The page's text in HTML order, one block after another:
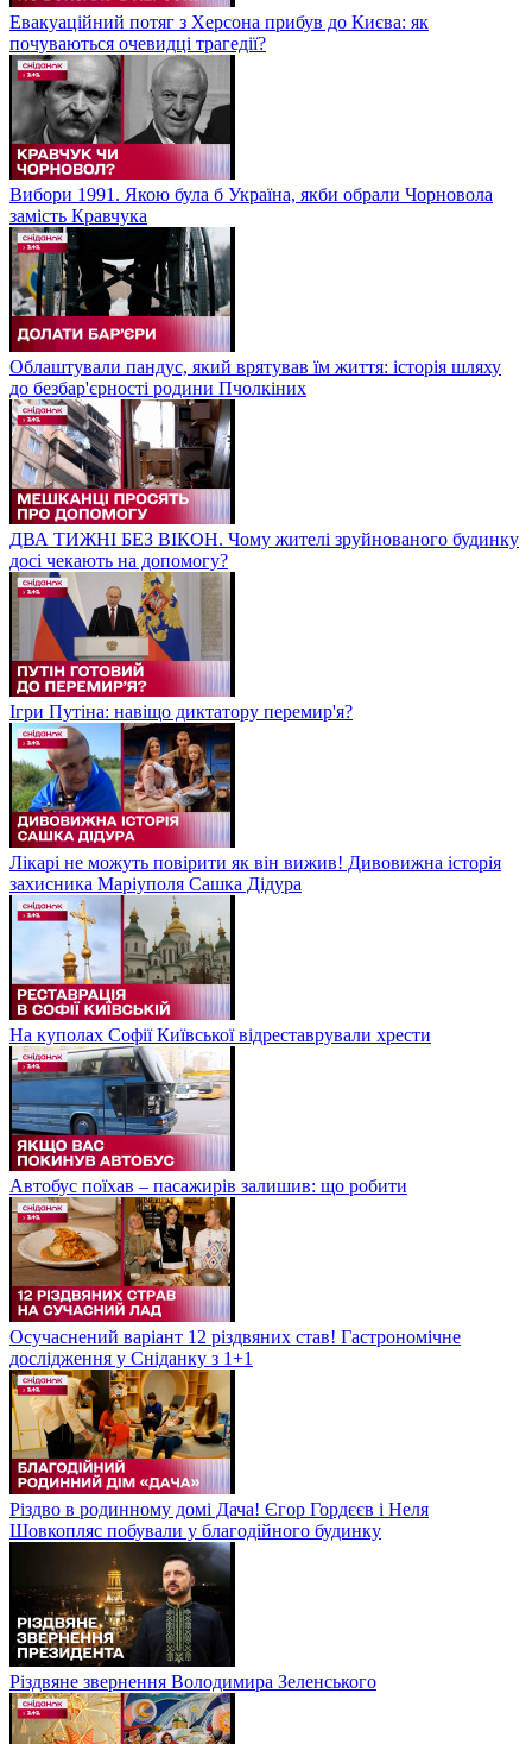
Евакуаційний потяг з Херсона прибув до Києва: як
почуваються очевидці трагедії?
Вибори 1991. Якою була б Україна, якби обрали Чорновола
замість Кравчука
Облаштували пандус, який врятував їм життя: історія шляху
до безбар'єрності родини Пчолкіних
ДВА ТИЖНІ БЕЗ ВІКОН. Чому жителі зруйнованого будинку
досі чекають на допомогу?
Ігри Путіна: навіщо диктатору перемир'я?
Лікарі не можуть повірити як він вижив! Дивовижна історія
захисника Маріуполя Сашка Дідура
На куполах Софії Київської відреставрували хрести
Автобус поїхав – пасажирів залишив: що робити
Осучаснений варіант 12 різдвяних став! Гастрономічне
дослідження у Сніданку з 1+1
Різдво в родинному домі Дача! Єгор Гордєєв і Неля
Шовкопляс побували у благодійного будинку
Різдвяне звернення Володимира Зеленського